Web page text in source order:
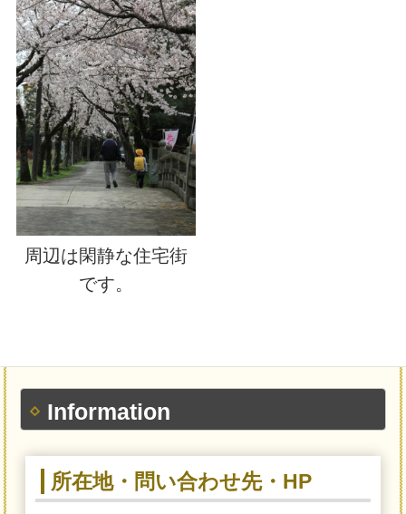
周辺は閑静な住宅街
です。
Information
所在地・問い合わせ先・HP